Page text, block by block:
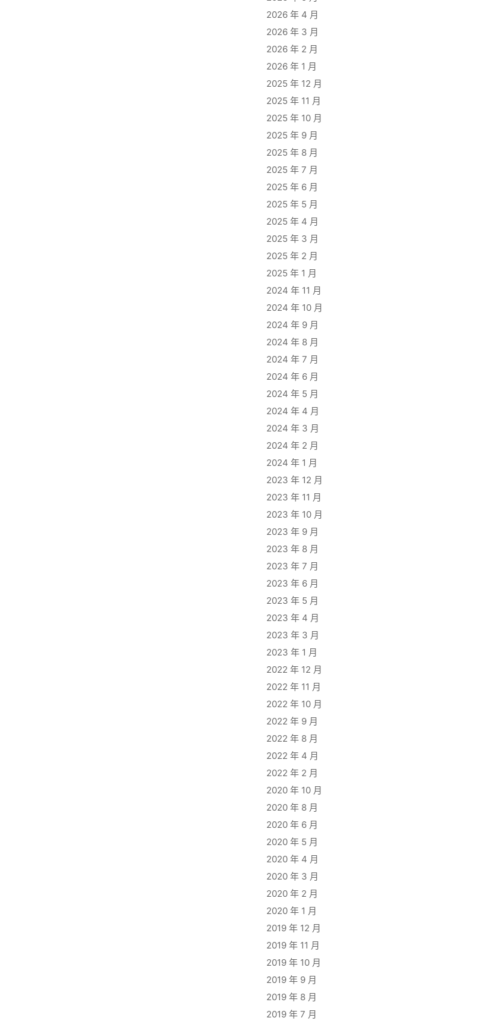
2026 年 4 月
2026 年 3 月
2026 年 2 月
2026 年 1 月
2025 年 12 月
2025 年 11 月
2025 年 10 月
2025 年 9 月
2025 年 8 月
2025 年 7 月
2025 年 6 月
2025 年 5 月
2025 年 4 月
2025 年 3 月
2025 年 2 月
2025 年 1 月
2024 年 11 月
2024 年 10 月
2024 年 9 月
2024 年 8 月
2024 年 7 月
2024 年 6 月
2024 年 5 月
2024 年 4 月
2024 年 3 月
2024 年 2 月
2024 年 1 月
2023 年 12 月
2023 年 11 月
2023 年 10 月
2023 年 9 月
2023 年 8 月
2023 年 7 月
2023 年 6 月
2023 年 5 月
2023 年 4 月
2023 年 3 月
2023 年 1 月
2022 年 12 月
2022 年 11 月
2022 年 10 月
2022 年 9 月
2022 年 8 月
2022 年 4 月
2022 年 2 月
2020 年 10 月
2020 年 8 月
2020 年 6 月
2020 年 5 月
2020 年 4 月
2020 年 3 月
2020 年 2 月
2020 年 1 月
2019 年 12 月
2019 年 11 月
2019 年 10 月
2019 年 9 月
2019 年 8 月
2019 年 7 月